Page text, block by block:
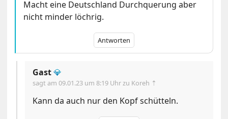
Macht eine Deutschland Durchquerung aber
nicht minder löchrig.
Antworten
Gast💎
sagt am09.01.23 um 8:19 Uhrzu Koreh ⇡
Kann da auch nur den Kopf schütteln.